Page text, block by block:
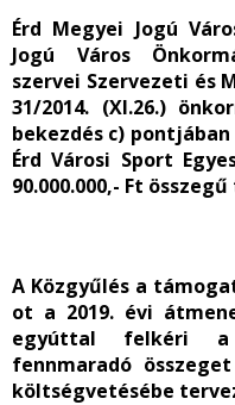
Érd Megyei Jogú
Jogú Város
szervei Szervezeti és
31/2014. (XI.26.)
bekezdés c)
Érd Városi Sport
90.000.000,- Ft
A Közgyűlés a
ot a 2019. évi
egyúttal felkéri
fennmaradó
költségvetésébe